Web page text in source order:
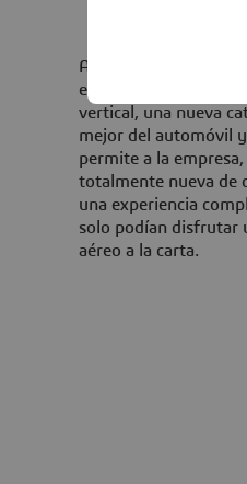
AeroMobil, empresa
está recibiendo
vertical, una nueva
mejor del automóvil
permite a la
totalmente nueva de
una experiencia
solo podían disfrutar
aéreo a la carta.